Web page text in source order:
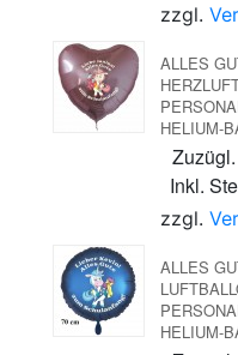
zzgl.
ALLES
HELIUM-
Inkl.
zzgl.
ALLES
HELIUM-